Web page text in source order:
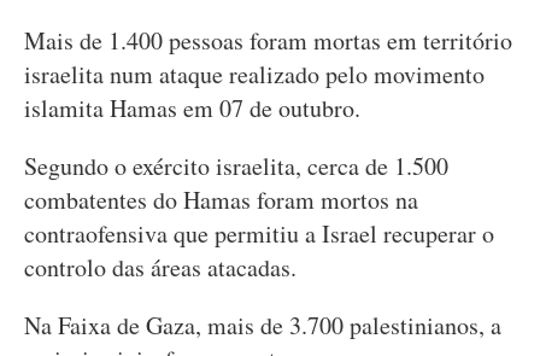
Mais de 1.400 pessoas foram mortas em território
israelita num ataque realizado pelo movimento
islamita Hamas em 07 de outubro.
Segundo o exército israelita, cerca de 1.500
combatentes do Hamas foram mortos na
contraofensiva que permitiu a Israel recuperar o
controlo das áreas atacadas.
Na Faixa de Gaza, mais de 3.700 palestinianos, a